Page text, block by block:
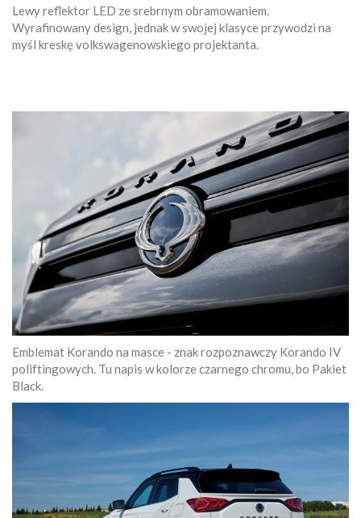
Lewy reflektor LED ze srebrnym obramowaniem.
Wyrafinowany design, jednak w swojej klasyce przywodzi na
myśl kreskę volkswagenowskiego projektanta.
Emblemat Korando na masce - znak rozpoznawczy Korando IV
poliftingowych. Tu napis w kolorze czarnego chromu, bo Pakiet
Black.